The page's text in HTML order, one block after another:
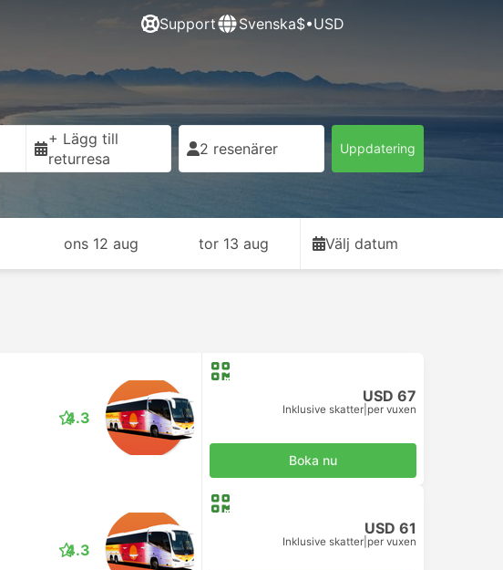
Support Svenska$•USD
+ Lägg till
returresa
2 resenärer Uppdatering
ons 12 aug tor 13 aug Välj datum
4.3
USD 67
Inklusive skatter per vuxen
Boka nu
4.3
USD 61
Inklusive skatter per vuxen